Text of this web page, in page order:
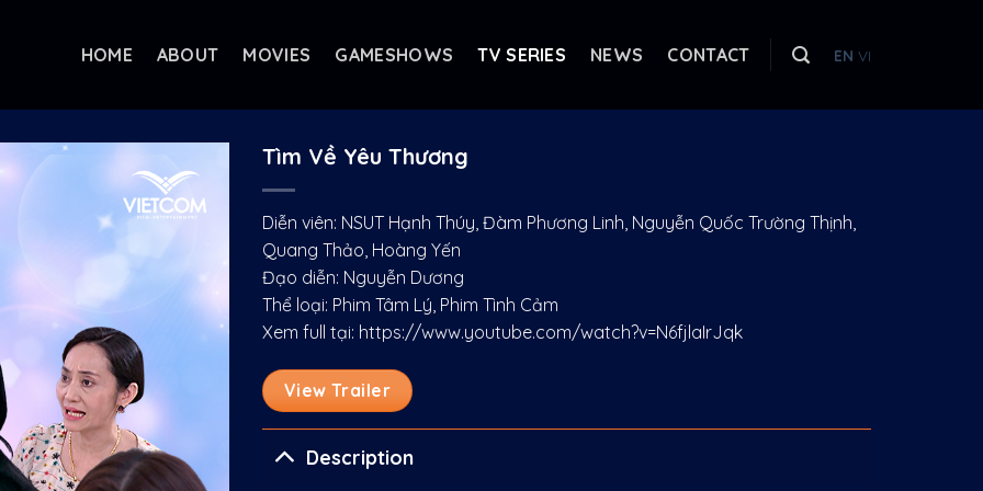
HOME ABOUT MOVIES GAMESHOWS TV SERIES NEWS CONTACT EN VI
Tìm Về Yêu Thương
Diễn viên: NSUT Hạnh Thúy, Đàm Phương Linh, Nguyễn Quốc Trường Thịnh,
Quang Thảo, Hoàng Yến
Đạo diễn: Nguyễn Dương
Thể loại: Phim Tâm Lý, Phim Tình Cảm
Xem full tại: https://www.youtube.com/watch?v=N6fjlaIrJqk
View Trailer
Description